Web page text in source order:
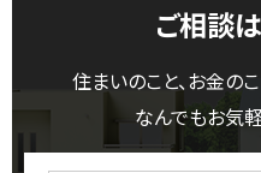
ご相談
住まいのこと、お金の
なんでもお気